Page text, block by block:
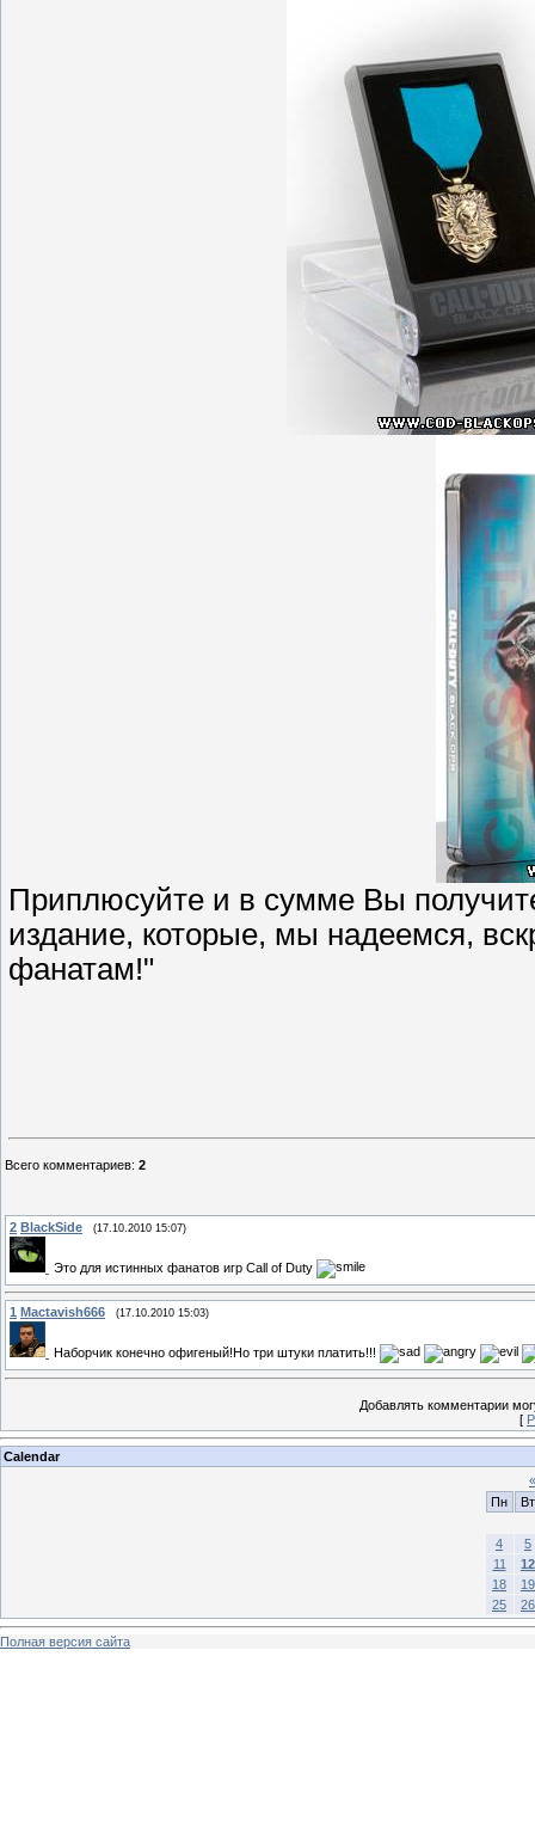
Приплюсуйте и в сумме Вы
издание, которые, мы надеемся,
фанатам!"
Всего комментариев: 2
2 BlackSide (17.10.2010 15:07)
Это для истинных фанатов игр Call of Duty
1 Mactavish666 (17.10.2010 15:03)
Наборчик конечно офигеный!Но три штуки платить!!!
Добавлять комментарии
[
Calendar
«
Пн
Вт
4
5
11
12
18
19
25
26
Полная версия сайта